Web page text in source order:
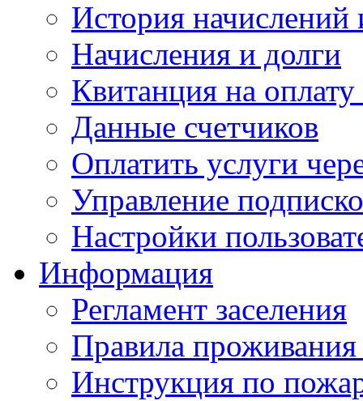
История начислений
Начисления и долги
Квитанция на
Данные счетчиков
Оплатить услуги
Управление
Настройки
Информация
Регламент заселения
Правила
Инструкция по